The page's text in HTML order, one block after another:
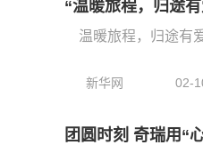
“温暖旅程，归途
新华网 02-
团圆时刻 奇瑞用“